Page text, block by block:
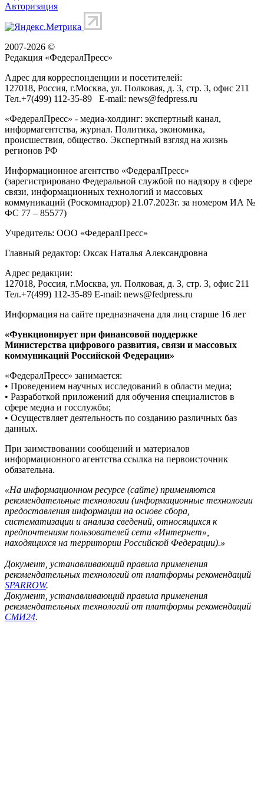
Авторизация
2007-2026 ©
Редакция «ФедералПресс»
Адрес для корреспонденции и посетителей:
127018, Россия, г.Москва, ул. Полковая, д. 3, стр. 3, офис 211
Тел.+7(499) 112-35-89 E-mail: news@fedpress.ru
«ФедералПресс» - медиа-холдинг: экспертный канал,
информагентства, журнал. Политика, экономика,
происшествия, общество. Экспертный взгляд на жизнь
регионов РФ
Информационное агентство «ФедералПресс»
(зарегистрировано Федеральной службой по надзору в сфере
связи, информационных технологий и массовых
коммуникаций (Роскомнадзор) 21.07.2023г. за номером ИА №
ФС 77 – 85577)
Учредитель: ООО «ФедералПресс»
Главный редактор: Оксак Наталья Александровна
Адрес редакции:
127018, Россия, г.Москва, ул. Полковая, д. 3, стр. 3, офис 211
Тел.+7(499) 112-35-89 E-mail: news@fedpress.ru
Информация на сайте предназначена для лиц старше 16 лет
«Функционирует при финансовой поддержке
Министерства цифрового развития, связи и массовых
коммуникаций Российской Федерации»
«ФедералПресс» занимается:
• Проведением научных исследований в области медиа;
• Разработкой приложений для обучения специалистов в
сфере медиа и госслужбы;
• Осуществляет деятельность по созданию различных баз
данных.
При заимствовании сообщений и материалов
информационного агентства ссылка на первоисточник
обязательна.
«На информационном ресурсе (сайте) применяются
рекомендательные технологии (информационные технологии
предоставления информации на основе сбора,
систематизации и анализа сведений, относящихся к
предпочтениям пользователей сети «Интернет»,
находящихся на территории Российской Федерации).»
Документ, устанавливающий правила применения
рекомендательных технологий от платформы рекомендаций
SPARROW.
Документ, устанавливающий правила применения
рекомендательных технологий от платформы рекомендаций
СМИ24.